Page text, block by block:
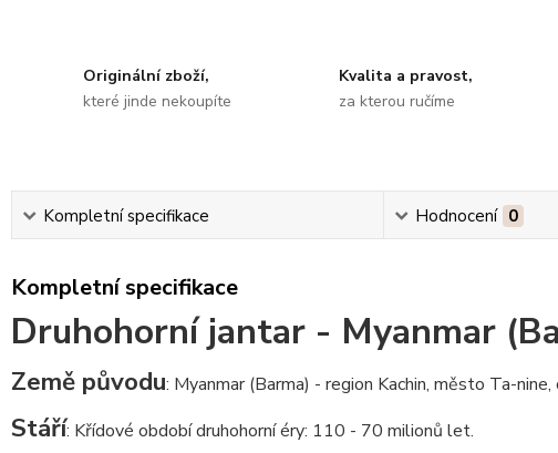
Originální zboží,
které jinde nekoupíte
Kvalita a pravost,
za kterou ručíme
Kompletní specifikace Hodnocení 0
Kompletní specifikace
Druhohorní jantar - Myanmar
Země původu: Myanmar (Barma) - region Kachin, město Ta-
Stáří: Křídové období druhohorní éry: 110 - 70 milionů let.